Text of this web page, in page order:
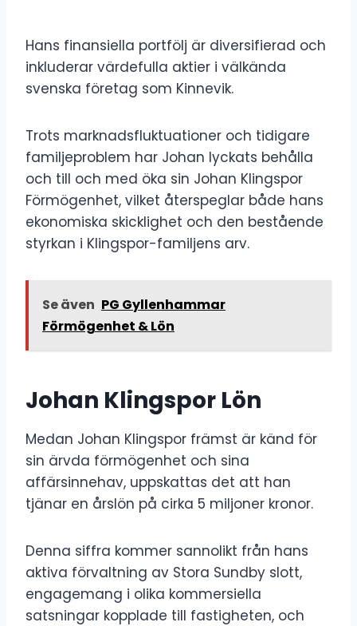
Hans finansiella portfölj är diversifierad och
inkluderar värdefulla aktier i välkända
svenska företag som Kinnevik.
Trots marknadsfluktuationer och tidigare
familjeproblem har Johan lyckats behålla
och till och med öka sin Johan Klingspor
Förmögenhet, vilket återspeglar både hans
ekonomiska skicklighet och den bestående
styrkan i Klingspor-familjens arv.
Se även PG Gyllenhammar
Förmögenhet & Lön
Johan Klingspor Lön
Medan Johan Klingspor främst är känd för
sin ärvda förmögenhet och sina
affärsinnehav, uppskattas det att han
tjänar en årslön på cirka 5 miljoner kronor.
Denna siffra kommer sannolikt från hans
aktiva förvaltning av Stora Sundby slott,
engagemang i olika kommersiella
satsningar kopplade till fastigheten, och